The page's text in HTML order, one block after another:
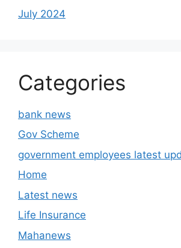
July 2024
Categories
bank news
Gov Scheme
government employees latest
Home
Latest news
Life Insurance
Mahanews